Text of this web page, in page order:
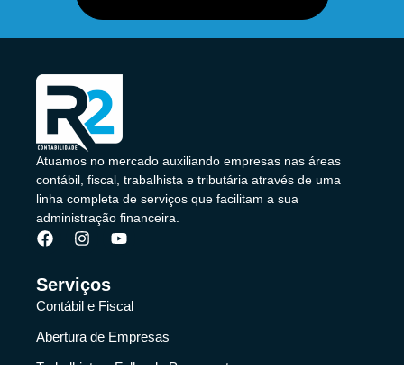
Atuamos no mercado auxiliando empresas nas áreas
contábil, fiscal, trabalhista e tributária através de uma
linha completa de serviços que facilitam a sua
administração financeira.
Serviços
Contábil e Fiscal
Abertura de Empresas